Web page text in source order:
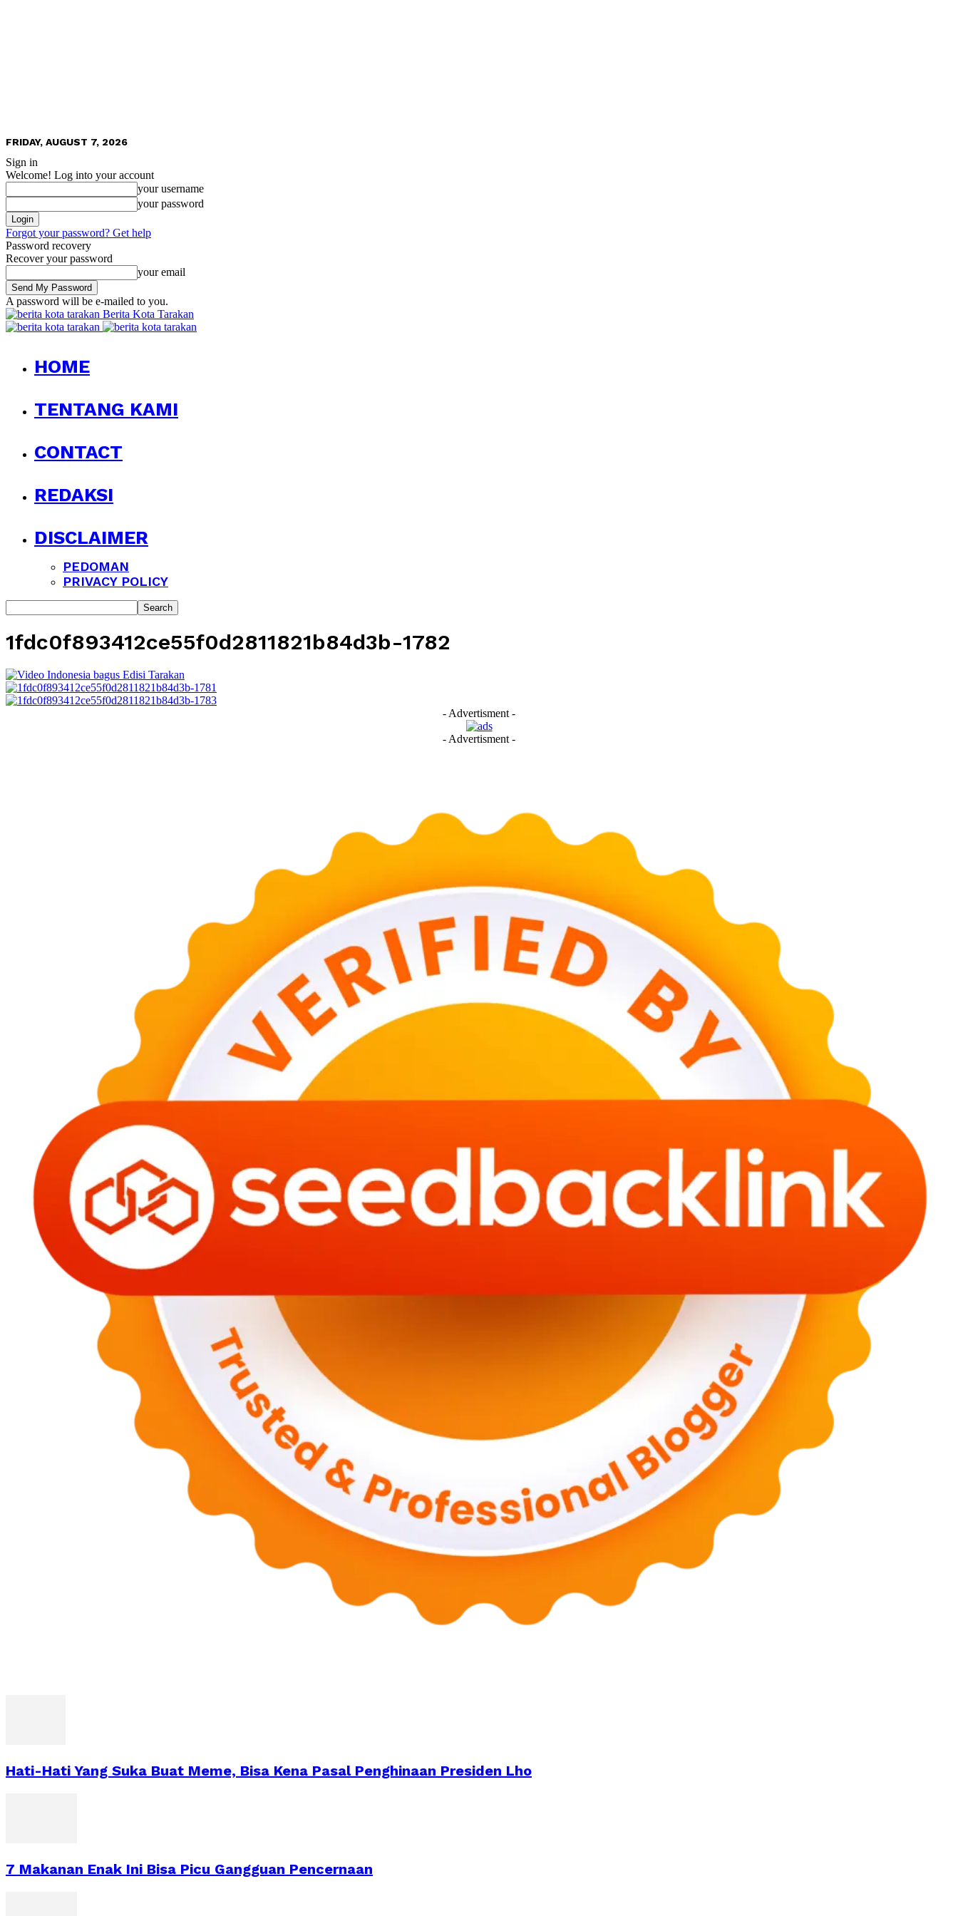
FRIDAY, AUGUST 7, 2026
Sign in
Welcome! Log into your account
your username
your password
Forgot your password? Get help
Password recovery
Recover your password
your email
A password will be e-mailed to you.
Berita Kota Tarakan
HOME
TENTANG KAMI
CONTACT
REDAKSI
DISCLAIMER
PEDOMAN
PRIVACY POLICY
1fdc0f893412ce55f0d2811821b84d3b-1782
- Advertisment -
- Advertisment -
Hati-Hati Yang Suka Buat Meme, Bisa Kena Pasal Penghinaan Presiden Lho
7 Makanan Enak Ini Bisa Picu Gangguan Pencernaan